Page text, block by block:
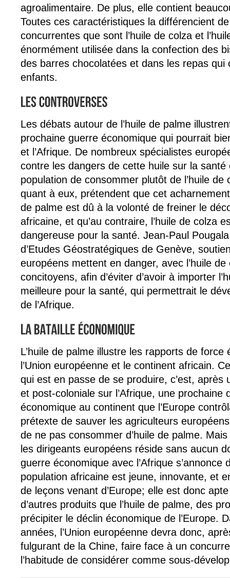
agroalimentaire. De plus, elle contient
Toutes ces caractéristiques la différencient
concurrentes que sont l’huile de colza et
énormément utilisée dans la confection des
des barres chocolatées et dans les repas qui
enfants.
Les débats autour de l’huile de palme
prochaine guerre économique qui pourrait
et l’Afrique. De nombreux spécialistes
contre les dangers de cette huile sur la
population de consommer plutôt de l’huile de
quant à eux, prétendent que cet
de palme est dû à la volonté de freiner le
africaine, et qu’au contraire, l’huile de colza
dangereuse pour la santé. Jean-Paul
d’Etudes Géostratégiques de Genève,
européens mettent en danger, avec l’huile
concitoyens, afin d’éviter d’avoir à importer
meilleure pour la santé, qui permettrait le
de l’Afrique.
L’huile de palme illustre les rapports de force
l’Union européenne et le continent africain.
qui est en passe de se produire, c’est, après
et post-coloniale sur l’Afrique, une prochaine
économique au continent que l’Europe
prétexte de sauver les agriculteurs
de ne pas consommer d’huile de palme.
les dirigeants européens réside sans aucun
guerre économique avec l’Afrique s’annonce
population africaine est jeune, innovante, et
de leçons venant d’Europe; elle est donc
d’autres produits que l’huile de palme, des
précipiter le déclin économique de l’Europe.
années, l’Union européenne devra donc,
fulgurant de la Chine, faire face à un
l’habitude de considérer comme sous-